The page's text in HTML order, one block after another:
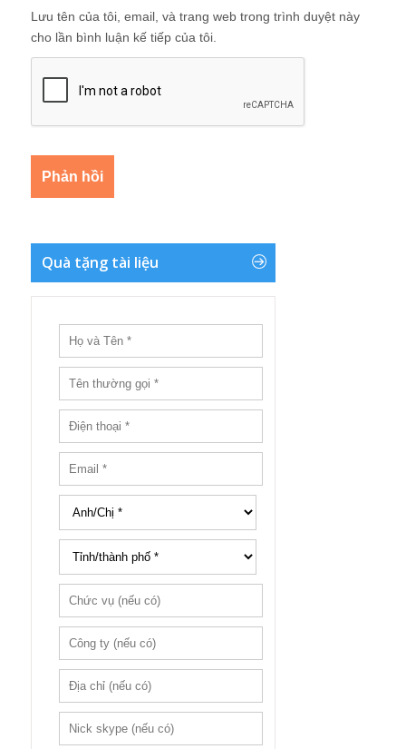
Lưu tên của tôi, email, và trang web trong trình duyệt này
cho lần bình luận kế tiếp của tôi.
Quà tặng tài liệu